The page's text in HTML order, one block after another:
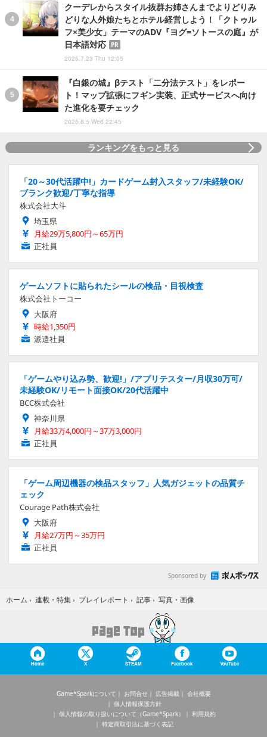
クーデレからスタイル抜群お姉さんまでよりどりみ
どりな人外娘たちとホテル経営しよう！「クトゥル
フ×美少女」テーマのADV『ヨグ=ソトースの庭』が
日本語対応
PR
2026.7.23 Thu 12:05
『白銀の城』βテスト「二分法テスト」をレポー
ト！マップ拡張にフギン実装、正式サービスへ向け
た進化を要チェック
2026.8.5 Wed 22:45
ランキングをもっと見る
「20～30代活躍中!」カードゲーム封入スタッフ/未経験OK/
ブランク歓迎/丁寧な指導
株式会社大斗
埼玉県
月給29万5,800円～65万円
正社員
ゲームソフトに貼られたシールの検品・目視検査
株式会社トーコー
大阪府
時給1,350円
派遣社員
「ゲームやり込み勢、歓迎!」/アプリテスター/月収30万可/
未経験OK/リモート面接OK/20代活躍中
BCC株式会社
神奈川県
月給33万4,000円～37万3,000円
正社員
「ゲーム周辺機器の検品スタッフ」人気ガジェットの品質チ
ェック
Courage Path株式会社
大阪府
月給27万円～35万円
正社員
Sponsored by
ホーム › 連載・特集 › プレイレポート › 記事 › 写真・画像
Home X STEAM Facebook YouTube
Game*Sparkについて お問合せ 広告掲載
会社概要
個人情報保護方針
個人情報の取り扱いについて（Game*Spark）
利用規約
特定商取引法に基づく表記